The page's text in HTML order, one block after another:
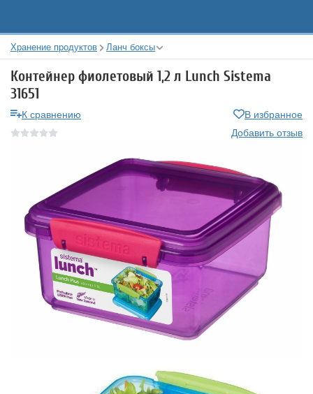
Хранение продуктов Ланч боксы
Контейнер фиолетовый 1,2 л Lunch Sistema
31651
К сравнению
В избранное
Добавить отзыв